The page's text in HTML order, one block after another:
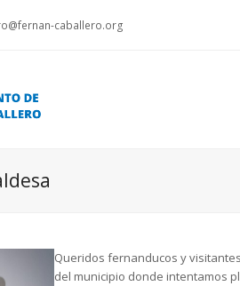
caballero.org
Queridos fernanducos y
del municipio donde intentamos